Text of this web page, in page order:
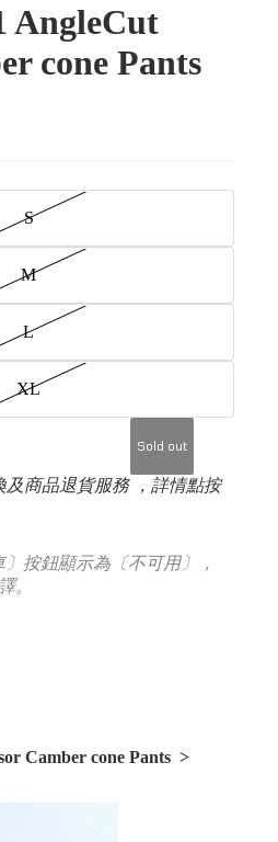
AngleCut
cone Pants
S
M
L
XL
Sold out
及商品退貨服務 ，詳情點按
按鈕顯示為〔不可用〕，
。
Camber cone Pants >